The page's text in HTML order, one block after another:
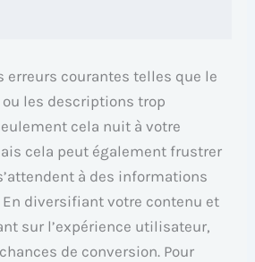
erreurs courantes telles que le
les descriptions trop
cela nuit à votre
cela peut également frustrer
à des informations
diversifiant votre contenu et
sur l’expérience utilisateur,
de conversion. Pour